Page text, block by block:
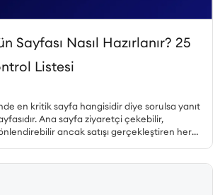
Sayfası Nasıl Hazırlanır? 25
Listesi
en kritik sayfa hangisidir diye sorulsa yanıt
Ana sayfa ziyaretçi çekebilir,
ancak satışı gerçekleştiren her